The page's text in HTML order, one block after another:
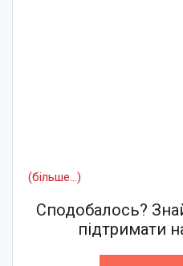
(більше…)
Сподобалось?
підтримати